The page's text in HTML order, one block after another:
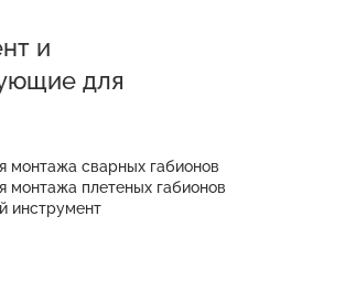
и
для
монтажа сварных габионов
монтажа плетеных габионов
инструмент